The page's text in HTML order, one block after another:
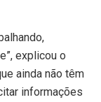
explicou o
ainda não têm
informações